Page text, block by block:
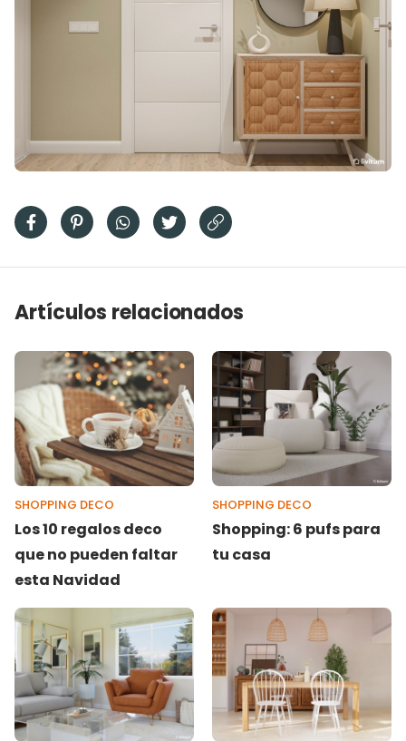
Artículos relacionados
SHOPPING DECO
Los 10 regalos deco
que no pueden faltar
esta Navidad
SHOPPING DECO
Shopping: 6 pufs para
tu casa